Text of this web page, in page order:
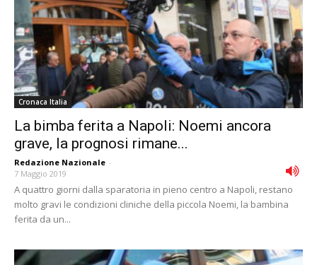
Cronaca Italia
La bimba ferita a Napoli: Noemi ancora
grave, la prognosi rimane...
Redazione Nazionale -
7 Maggio 2019
A quattro giorni dalla sparatoria in pieno centro a Napoli, restano
molto gravi le condizioni cliniche della piccola Noemi, la bambina
ferita da un...